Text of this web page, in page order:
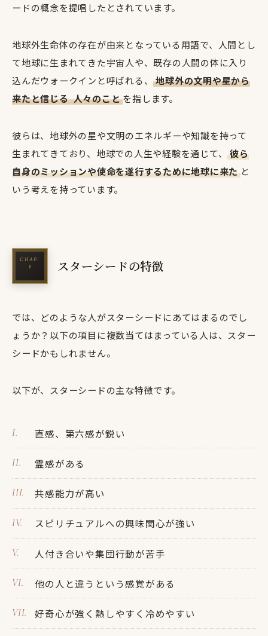
ードの概念を提唱したとされています。
地球外生命体の存在が由来となっている用語で、人間とし
て地球に生まれてきた宇宙人や、既存の人間の体に入り
込んだウォークインと呼ばれる、地球外の文明や星から
来たと信じる 人々のこと を指します。
彼らは、地球外の星や文明のエネルギーや知識を持って
生まれてきており、地球での人生や経験を通じて、彼ら
自身のミッションや使命を遂行するために地球に来た と
いう考えを持っています。
スターシードの特徴
では、どのような人がスターシードにあてはまるのでし
ょうか？以下の項目に複数当てはまっている人は、スター
シードかもしれません。
以下が、スターシードの主な特徴です。
直感、第六感が鋭い
霊感がある
共感能力が高い
スピリチュアルへの興味関心が強い
人付き合いや集団行動が苦手
他の人と違うという感覚がある
好奇心が強く熱しやすく冷めやすい